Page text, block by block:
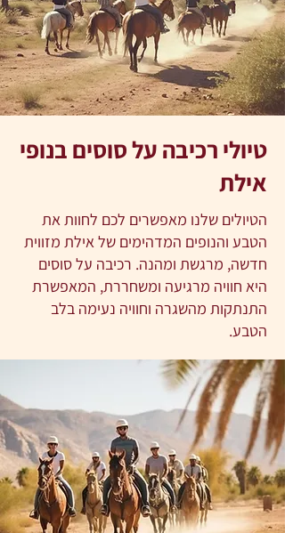
טיולי רכיבה על סוסים בנופי
אילת
הטיולים שלנו מאפשרים לכם לחוות את
הטבע והנופים המדהימים של אילת מזווית
חדשה, מרגשת ומהנה. רכיבה על סוסים
היא חוויה מרגיעה ומשחררת, המאפשרת
התנתקות מהשגרה וחוויה נעימה בלב
הטבע.